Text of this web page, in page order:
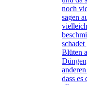
noch
sagen
Blüten
dass es